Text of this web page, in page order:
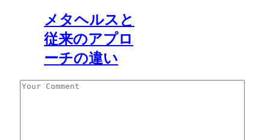
メタヘルスと
従来のアプロ
ーチの違い